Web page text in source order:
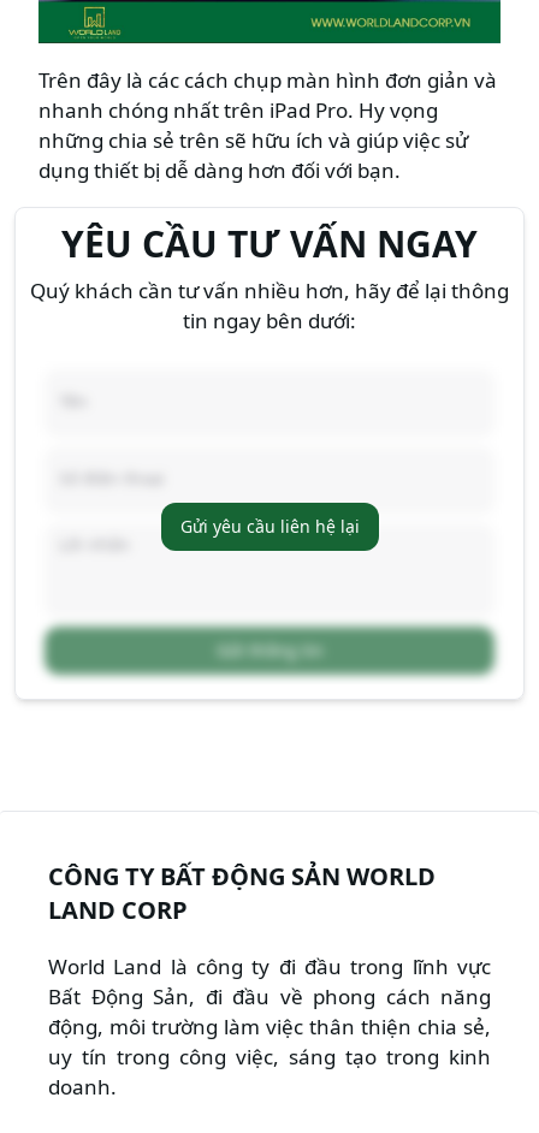
Trên đây là các cách chụp màn hình đơn giản và
nhanh chóng nhất trên iPad Pro. Hy vọng
những chia sẻ trên sẽ hữu ích và giúp việc sử
dụng thiết bị dễ dàng hơn đối với bạn.
YÊU CẦU TƯ VẤN NGAY
Quý khách cần tư vấn nhiều hơn, hãy để lại thông
tin ngay bên dưới:
Gửi thông tin
Gửi yêu cầu liên hệ lại
CÔNG TY BẤT ĐỘNG SẢN WORLD
LAND CORP
World Land là công ty đi đầu trong lĩnh vực
Bất Động Sản, đi đầu về phong cách năng
động, môi trường làm việc thân thiện chia sẻ,
uy tín trong công việc, sáng tạo trong kinh
doanh.